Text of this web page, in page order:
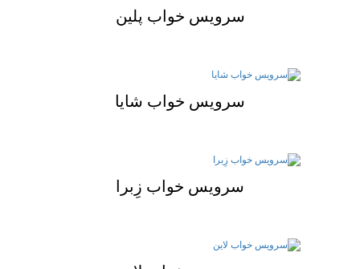
سرویس خواب پلین
سرویس خواب شایا
سرویس خواب زِبرا